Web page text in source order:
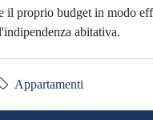
il proprio budget in modo
abitativa.
Appartamenti